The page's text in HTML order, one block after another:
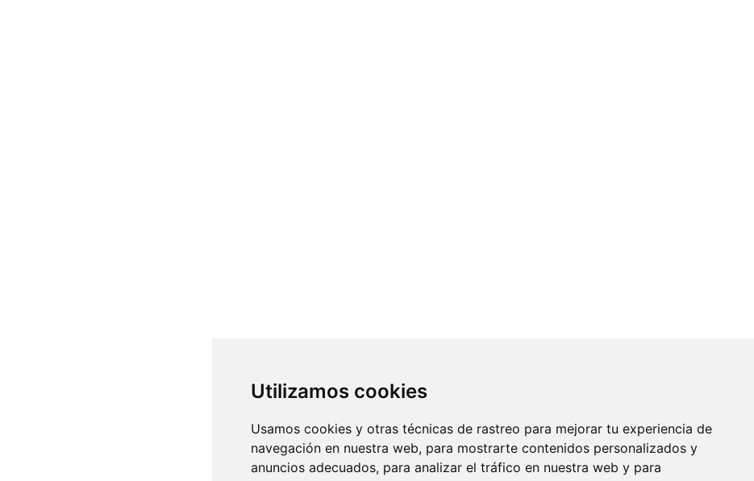
Utilizamos cookies
Usamos cookies y otras técnicas de rastreo para mejorar tu experiencia de
navegación en nuestra web, para mostrarte contenidos personalizados y
anuncios adecuados, para analizar el tráfico en nuestra web y para